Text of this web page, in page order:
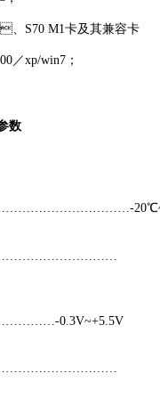
、S70 M1卡及其兼容卡
xp/win7；
数
0.3V~+5.5V